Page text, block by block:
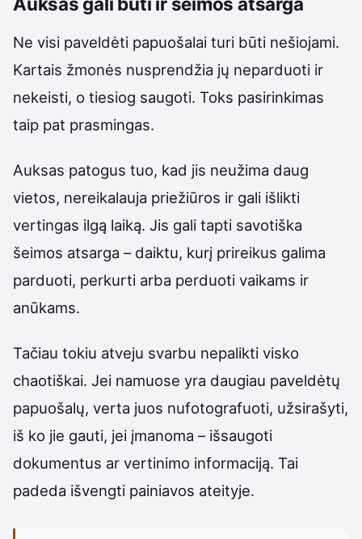
Ne visi paveldėti papuošalai turi būti nešiojami.
Kartais žmonės nusprendžia jų neparduoti ir
nekeisti, o tiesiog saugoti. Toks pasirinkimas
taip pat prasmingas.
Auksas patogus tuo, kad jis neužima daug
vietos, nereikalauja priežiūros ir gali išlikti
vertingas ilgą laiką. Jis gali tapti savotiška
šeimos atsarga – daiktu, kurį prireikus galima
parduoti, perkurti arba perduoti vaikams ir
anūkams.
Tačiau tokiu atveju svarbu nepalikti visko
chaotiškai. Jei namuose yra daugiau paveldėtų
papuošalų, verta juos nufotografuoti, užsirašyti,
iš ko jie gauti, jei įmanoma – išsaugoti
dokumentus ar vertinimo informaciją. Tai
padeda išvengti painiavos ateityje.